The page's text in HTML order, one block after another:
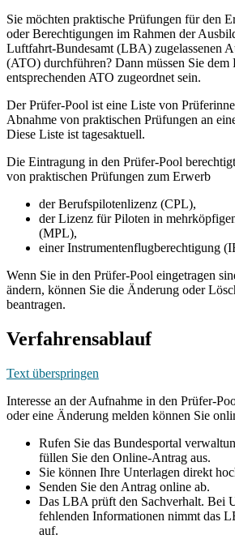
Sie möchten praktische Prüfungen für den
oder Berechtigungen im Rahmen der
Luftfahrt-Bundesamt (LBA) zugelassenen
(ATO) durchführen? Dann müssen Sie dem
entsprechenden ATO zugeordnet sein.
Der Prüfer-Pool ist eine Liste von
Abnahme von praktischen Prüfungen an
Diese Liste ist tagesaktuell.
Die Eintragung in den Prüfer-Pool
von praktischen Prüfungen zum Erwerb
der Berufspilotenlizenz (CPL),
der Lizenz für Piloten in
(MPL),
einer Instrumentenflugberechtigung
Wenn Sie in den Prüfer-Pool eingetragen
ändern, können Sie die Änderung oder
beantragen.
Verfahrensablauf
Text überspringen
Interesse an der Aufnahme in den Prüfer-
oder eine Änderung melden können Sie
Rufen Sie das Bundesportal
füllen Sie den Online-Antrag aus.
Sie können Ihre Unterlagen direkt
Senden Sie den Antrag online ab.
Das LBA prüft den Sachverhalt. Bei
fehlenden Informationen nimmt das
auf.